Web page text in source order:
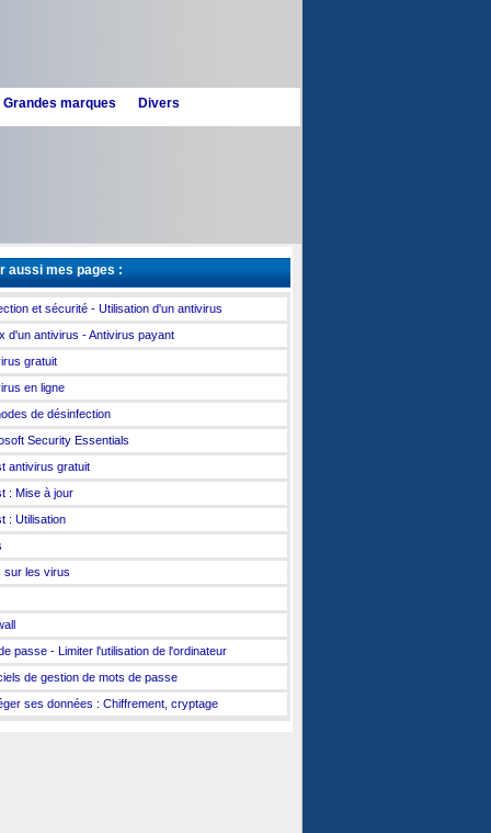
marques Divers
aussi mes pages :
et sécurité - Utilisation d'un antivirus
d'un antivirus - Antivirus payant
gratuit
en ligne
de désinfection
Security Essentials
antivirus gratuit
: Mise à jour
: Utilisation
sur les virus
passe - Limiter l'utilisation de l'ordinateur
de gestion de mots de passe
ses données : Chiffrement, cryptage